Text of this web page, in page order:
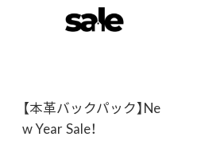
【本革バックパック】Ne
w Year Sale！